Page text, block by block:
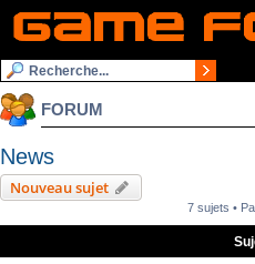
FORUM
News
Nouveau sujet
7 sujets •